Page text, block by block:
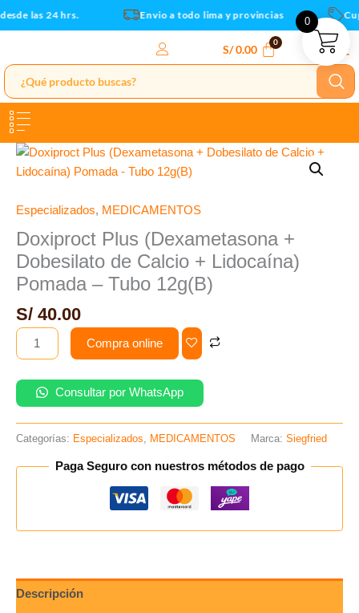
Ir
al
las 24 hrs. Envio a todo lima y provincias
S/0.00
Especializados, MEDICAMENTOS
Doxiproct Plus (Dexametasona +
Dobesilato de Calcio + Lidocaína)
Pomada – Tubo 12g(B)
S/ 40.00
Doxiproct
Plus
+
de
Calcio
+
Lidocaína)
Pomada
Tubo
12g(B)
cantidad
Compra online
Consultar por WhatsApp
Categorías: Especializados MEDICAMENTOS Marca: Siegfried
Paga Seguro con nuestros métodos de pago
Descripción
0
Calcio
Lidocaína)
Pomada
-
cantidad